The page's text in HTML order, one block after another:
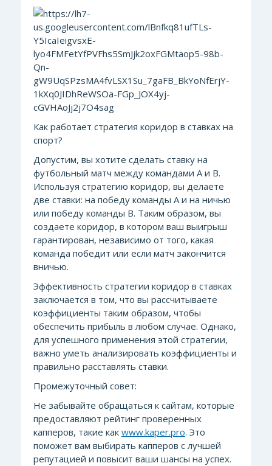
Как работает стратегия коридор в ставках на
спорт?
Допустим, вы хотите сделать ставку на
футбольный матч между командами А и В.
Используя стратегию коридор, вы делаете
две ставки: на победу команды А и на ничью
или победу команды В. Таким образом, вы
создаете коридор, в котором ваш выигрыш
гарантирован, независимо от того, какая
команда победит или если матч закончится
вничью.
Эффективность стратегии коридор в ставках
заключается в том, что вы рассчитываете
коэффициенты таким образом, чтобы
обеспечить прибыль в любом случае. Однако,
для успешного применения этой стратегии,
важно уметь анализировать коэффициенты и
правильно расставлять ставки.
Промежуточный совет:
Не забывайте обращаться к сайтам, которые
предоставляют рейтинг проверенных
капперов, такие как www.kaper.pro. Это
поможет вам выбирать капперов с лучшей
репутацией и повысит ваши шансы на успех.